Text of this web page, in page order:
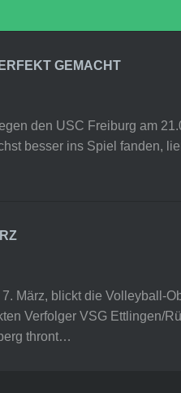
GEMACHT
den USC Freiburg am
besser ins Spiel fanden,
März, blickt die Volleyball-
Verfolger VSG Ettlingen/
thront…